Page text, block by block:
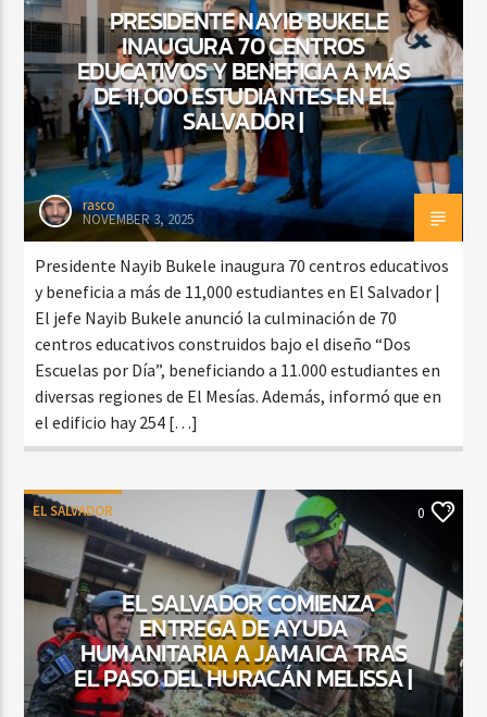
PRESIDENTE NAYIB BUKELE
INAUGURA 70 CENTROS
EDUCATIVOS Y BENEFICIA A MÁS
DE 11,000 ESTUDIANTES EN EL
SALVADOR |
rasco
NOVEMBER 3, 2025
Presidente Nayib Bukele inaugura 70 centros educativos
y beneficia a más de 11,000 estudiantes en El Salvador |
El jefe Nayib Bukele anunció la culminación de 70
centros educativos construidos bajo el diseño “Dos
Escuelas por Día”, beneficiando a 11.000 estudiantes en
diversas regiones de El Mesías. Además, informó que en
el edificio hay 254 […]
EL SALVADOR 0
EL SALVADOR COMIENZA
ENTREGA DE AYUDA
HUMANITARIA A JAMAICA TRAS
EL PASO DEL HURACÁN MELISSA |